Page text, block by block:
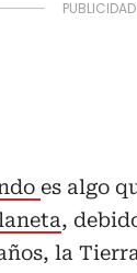
es algo
,
la